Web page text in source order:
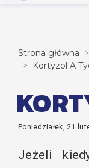
Strona główna
Kortyzol A
Poniedziałek, 21
Jeżeli